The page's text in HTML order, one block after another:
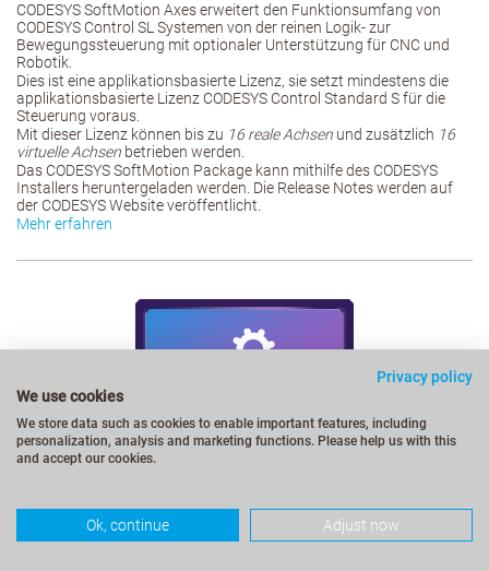
CODESYS SoftMotion Axes erweitert den Funktionsumfang von
CODESYS Control SL Systemen von der reinen Logik- zur
Bewegungssteuerung mit optionaler Unterstützung für CNC und
Robotik.
Dies ist eine applikationsbasierte Lizenz, sie setzt mindestens die
applikationsbasierte Lizenz CODESYS Control Standard S für die
Steuerung voraus.
Mit dieser Lizenz können bis zu 16 reale Achsen und zusätzlich 16
virtuelle Achsen betrieben werden.
Das CODESYS SoftMotion Package kann mithilfe des CODESYS
Installers heruntergeladen werden. Die Release Notes werden auf
der CODESYS Website veröffentlicht.
Mehr erfahren
Privacy policy
We use cookies
We store data such as cookies to enable important features, including
personalization, analysis and marketing functions. Please help us with this
and accept our cookies.
Ok, continue Adjust now